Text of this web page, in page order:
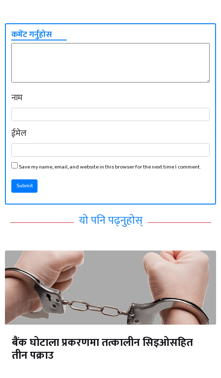
कमेंट गर्नुहोस
नाम
ईमेल
Save my name, email, and website in this browser for the next time I comment.
Submit
यो पनि पढ्नुहोस्
बैंक घोटाला प्रकरणमा तत्कालीन सिइओसहित
तीन पक्राउ